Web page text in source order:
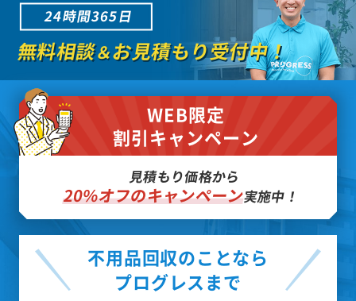
24時間365日
無料相談＆お見積もり受付中！
WEB限定
割引キャンペーン
見積もり価格から
20%オフのキャンペーン実施中！
不用品回収のことなら
プログレスまで